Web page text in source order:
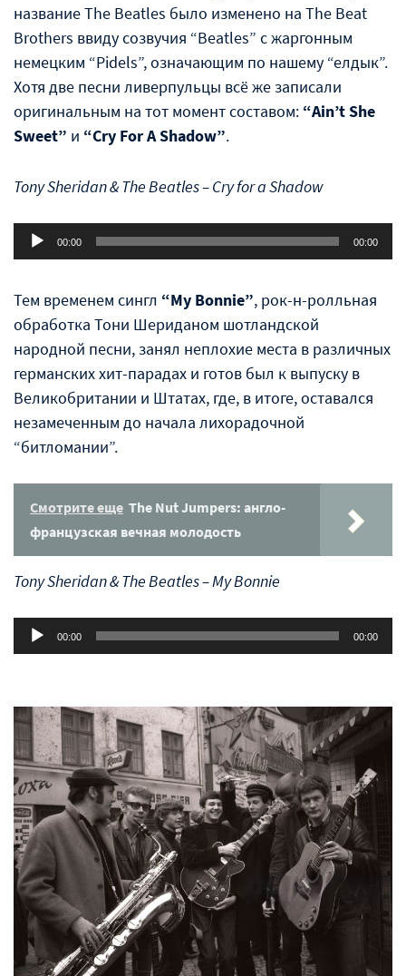
название The Beatles было изменено на The Beat
Brothers ввиду созвучия “Beatles” с жаргонным
немецким “Pidels”, означающим по нашему “елдык”.
Хотя две песни ливерпульцы всё же записали
оригинальным на тот момент составом: “Ain’t She
Sweet” и “Cry For A Shadow”.
Tony Sheridan & The Beatles – Cry for a Shadow
Аудиоплеер
00:00 00:00
Тем временем сингл “My Bonnie”, рок-н-ролльная
обработка Тони Шериданом шотландской
народной песни, занял неплохие места в различных
германских хит-парадах и готов был к выпуску в
Великобритании и Штатах, где, в итоге, оставался
незамеченным до начала лихорадочной
“битломании”.
Смотрите еще The Nut Jumpers: англо-
французская вечная молодость
Tony Sheridan & The Beatles – My Bonnie
Аудиоплеер
00:00 00:00